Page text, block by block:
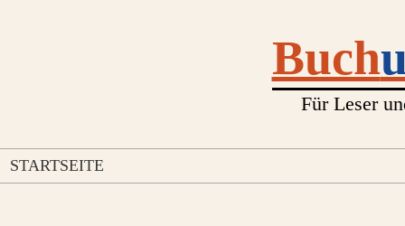
Buch
Für Leser
STARTSEITE